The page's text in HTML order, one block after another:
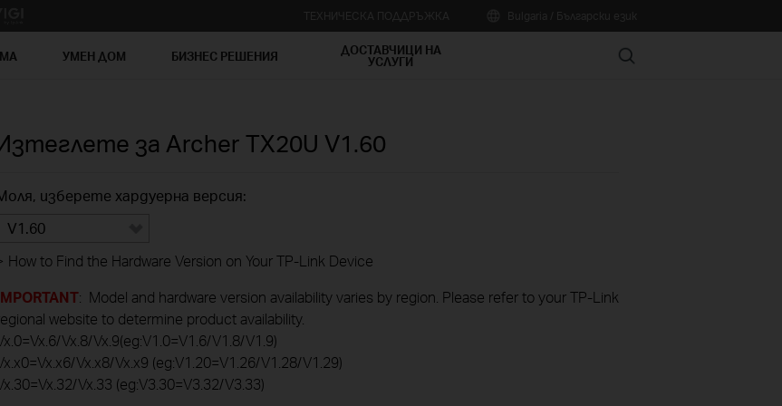
УМЕН ДОМ БИЗНЕС РЕШЕНИЯ ДОСТАВЧИЦИ НА
УСЛУГИ Search
за Archer TX20U V1.60
изберете хардуерна версия:
V1.60
How to Find the Hardware Version on Your TP-Link Device
: Model and hardware version availability varies by region. Please refer to your TP-Link
website to determine product availability.
Vx.8/Vx.9(eg:V1.0=V1.6/V1.8/V1.9)
Vx.x8/Vx.x9 (eg:V1.20=V1.26/V1.28/V1.29)
Vx.33 (eg:V3.30=V3.32/V3.33)